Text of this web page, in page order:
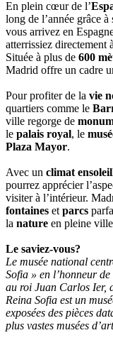
En plein cœur de l’
long de l’année grâce à
vous arrivez en
atterrissiez directement
Située à plus de 600
Madrid offre un cadre
Pour profiter de la vie
quartiers comme le
ville regorge de
le palais royal, le
Plaza Mayor.
Avec un climat
pourrez apprécier
visiter à l’intérieur.
fontaines et parcs
la nature en pleine
Le saviez-vous?
Le musée national
Sofia » en l’honneur
au roi Juan Carlos Ier,
Reina Sofia est un
exposées des pièces
plus vastes musées